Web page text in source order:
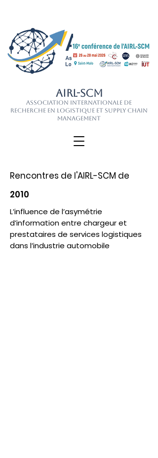
AIRL-SCM
Association Internationale de
Recherche en Logistique et Supply Chain
Management
Rencontres de l'AIRL-SCM de
2010
L’influence de l’asymétrie
d’information entre chargeur et
prestataires de services logistiques
dans l’industrie automobile